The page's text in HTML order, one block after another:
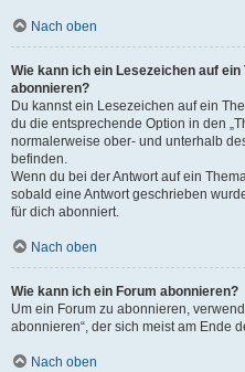
Nach oben
Wie kann ich ein Lesezeichen auf
abonnieren?
Du kannst ein Lesezeichen auf ein
du die entsprechende Option in den
normalerweise ober- und unterhalb
befinden.
Wenn du bei der Antwort auf ein
sobald eine Antwort geschrieben
für dich abonniert.
Nach oben
Wie kann ich ein Forum abonnieren?
Um ein Forum zu abonnieren,
abonnieren“, der sich meist am Ende
Nach oben